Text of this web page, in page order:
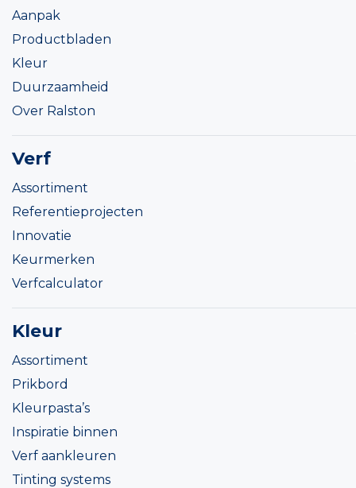
Aanpak
Productbladen
Kleur
Duurzaamheid
Over Ralston
Verf
Assortiment
Referentieprojecten
Innovatie
Keurmerken
Verfcalculator
Kleur
Assortiment
Prikbord
Kleurpasta’s
Inspiratie binnen
Verf aankleuren
Tinting systems